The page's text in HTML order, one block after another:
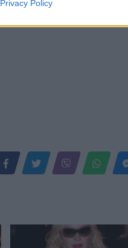
Privacy Policy